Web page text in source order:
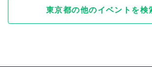
東京都の他のイベントを検